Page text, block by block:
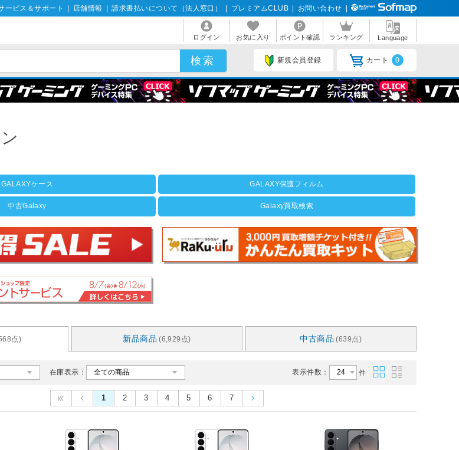
ービス＆サポート 店舗情報 請求書払いについて（法人窓口） プレミアムCLUB お問い合わせ
ログイン お気に入り ポイント確認 ランキング Language
新規会員登録 カート 0
GALAXYケース GALAXY保護フィルム
中古Galaxy Galaxy買取検索
点) 新品商品 (6,929点) 中古商品 (639点)
在庫表示： 表示件数： 件
1 2 3 4 5 6 7